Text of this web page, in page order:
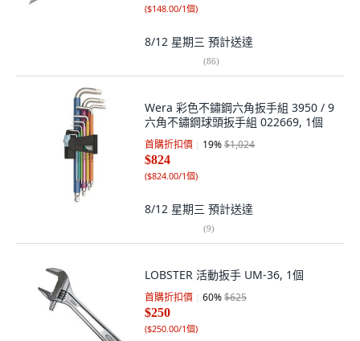
($148.00/1個)
8/12 星期三 預計送達
(86)
Wera 彩色不鏽鋼六角扳手組 3950 / 9
六角不鏽鋼球頭扳手組 022669, 1個
首購折扣價 19%$1,024
$824
($824.00/1個)
8/12 星期三 預計送達
(9)
LOBSTER 活動扳手 UM-36, 1個
首購折扣價 60%$625
$250
($250.00/1個)